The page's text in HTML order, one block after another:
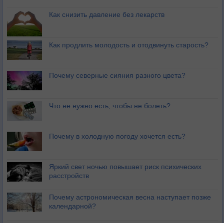
Как снизить давление без лекарств
Как продлить молодость и отодвинуть старость?
Почему северные сияния разного цвета?
Что не нужно есть, чтобы не болеть?
Почему в холодную погоду хочется есть?
Яркий свет ночью повышает риск психических
расстройств
Почему астрономическая весна наступает позже
календарной?